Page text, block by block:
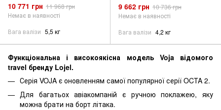
10 771 грн 11 968 грн
Немає в наявності
Вага валізи 5,5 кг
9 662 грн 10 736 грн
Немає в наявності
Вага валізи 4,2 кг
Функціональна і високоякісна модель Voja відомого
travel бренду Lojel.
Серія VOJA є оновленням самої популярної серії OCTA 2.
Для багатьох авіакомпаній є ручною поклажею, яку
можна брати на борт літака.